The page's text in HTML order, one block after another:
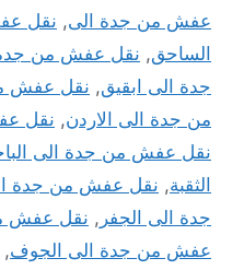
عفش من جدة الى, نقل
الساحق, نقل عفش من جدة
جدة الى ابقيق, نقل عفش
من جدة الى الاردن, نقل
نقل عفش من جدة الى
الثقبة, نقل عفش من جدة
جدة الى الجفر , نقل عفش
عفش من جدة الى الجوف,